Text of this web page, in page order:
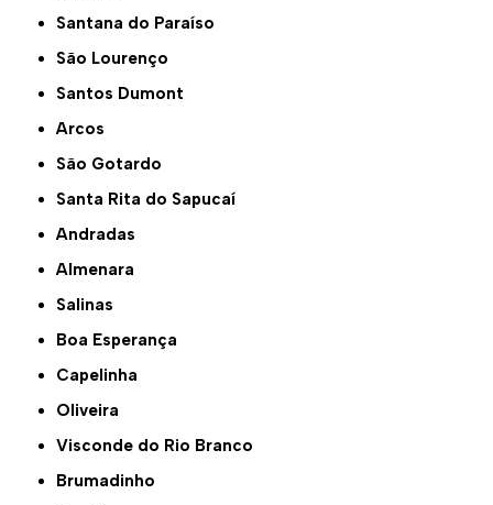
Santana do Paraíso
São Lourenço
Santos Dumont
Arcos
São Gotardo
Santa Rita do Sapucaí
Andradas
Almenara
Salinas
Boa Esperança
Capelinha
Oliveira
Visconde do Rio Branco
Brumadinho